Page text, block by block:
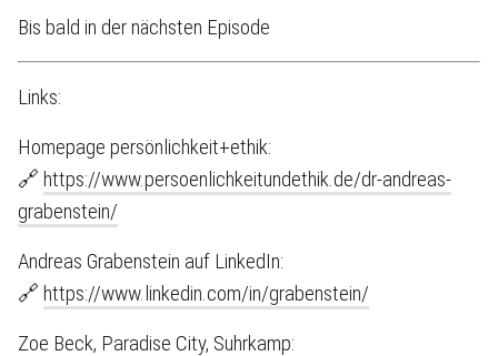
Bis bald in der nächsten Episode
Links:
Homepage persönlichkeit+ethik:
🔗 https://www.persoenlichkeitundethik.de/dr-andreas-
grabenstein/
Andreas Grabenstein auf LinkedIn:
🔗 https://www.linkedin.com/in/grabenstein/
Zoe Beck, Paradise City, Suhrkamp: